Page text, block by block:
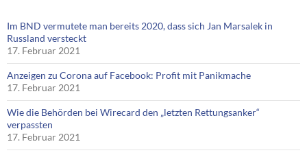
Im BND vermutete man bereits 2020, dass sich Jan Marsalek in
Russland versteckt
17. Februar 2021
Anzeigen zu Corona auf Facebook: Profit mit Panikmache
17. Februar 2021
Wie die Behörden bei Wirecard den „letzten Rettungsanker“
verpassten
17. Februar 2021